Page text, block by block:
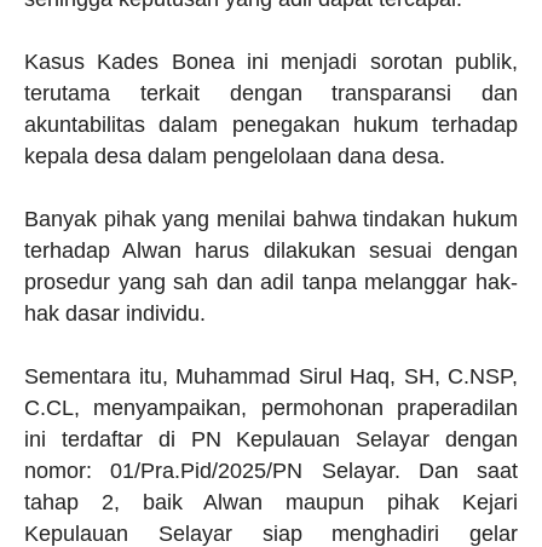
Kasus Kades Bonea ini menjadi sorotan publik,
terutama terkait dengan transparansi dan
akuntabilitas dalam penegakan hukum terhadap
kepala desa dalam pengelolaan dana desa.
Banyak pihak yang menilai bahwa tindakan hukum
terhadap Alwan harus dilakukan sesuai dengan
prosedur yang sah dan adil tanpa melanggar hak-
hak dasar individu.
Sementara itu, Muhammad Sirul Haq, SH, C.NSP,
C.CL, menyampaikan, permohonan praperadilan
ini terdaftar di PN Kepulauan Selayar dengan
nomor: 01/Pra.Pid/2025/PN Selayar. Dan saat
tahap 2, baik Alwan maupun pihak Kejari
Kepulauan Selayar siap menghadiri gelar